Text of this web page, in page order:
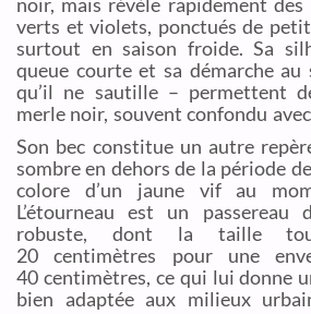
verts et violets, ponctués de
surtout en saison froide. Sa
queue courte et sa démarche
qu’il ne sautille – permettent
merle noir, souvent confondu
Son bec constitue un autre
sombre en dehors de la période
colore d’un jaune vif au
L’étourneau est un passereau
robuste, dont la taille
20 centimètres pour une
40 centimètres, ce qui lui donne
bien adaptée aux milieux